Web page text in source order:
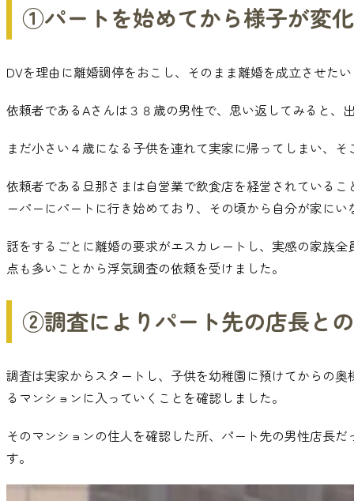
①パートを始めてから様子が変
DVを理由に離婚調停をおこし、 そのまま離婚を成立させた
依頼者であるAさんは３８歳の男性で、 思い返してみると、
まだ小さい４歳になる子供を連れて実家に帰ってしまい、 そ
依頼者である旦那さまは自営業で飲食店を経営されているこ
ーパーにパートに行き始めており 、 その頃から自分が家に
話をするごとに離婚の要求がエスカレートし、 実感の家族全
点も多いことから浮気調査の依頼を受けました。
②調査によりパート先の店長と
調査は実家からスタートし、 子供を幼稚園に預けてからの
るマンションに入っていくことを確認しました。
そのマンションの住人を確認した所、 パート先の男性店長
す。